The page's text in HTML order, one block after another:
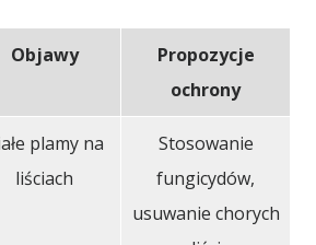
Objawy
Propozycje
ochrony
plamy na
liściach
Stosowanie
fungicydów,
usuwanie chorych